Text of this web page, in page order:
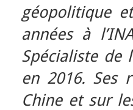
géopolitique
années à
Spécialiste de
en 2016. Ses
Chine et sur